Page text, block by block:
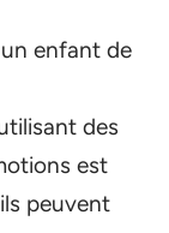
un enfant de
des
est
peuvent